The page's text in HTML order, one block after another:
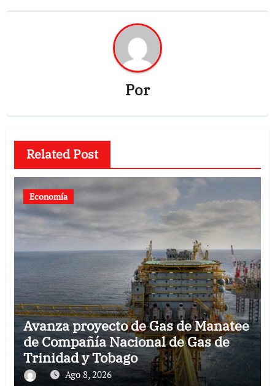
Por
Related Post
Economía
Avanza proyecto de Gas de Manatee
de Compañía Nacional de Gas de
Trinidad y Tobago
Ago 8, 2026